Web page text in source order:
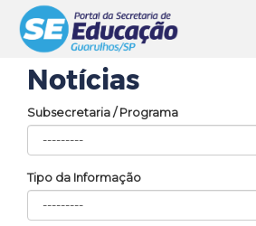
Notícias
Subsecretaria / Programa
Tipo da Informação